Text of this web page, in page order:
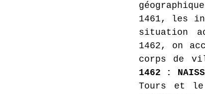
1461, les
situation
1462, on
1462 :
Tours et le